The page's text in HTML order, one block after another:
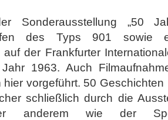
Sonderausstellung „50
des Typs 901 sowie
auf der Frankfurter
1963. Auch
hier vorgeführt. 50
schließlich durch die
anderem wie der